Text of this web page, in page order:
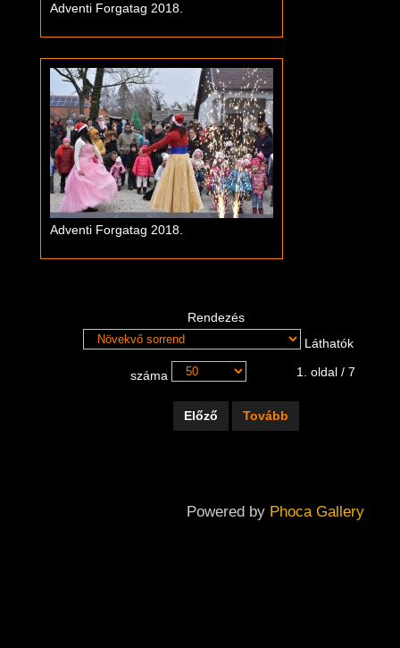
Adventi Forgatag 2018.
Adventi Forgatag 2018.
Rendezés
Láthatók
száma 1. oldal / 7
Előző Tovább
Powered by Phoca Gallery